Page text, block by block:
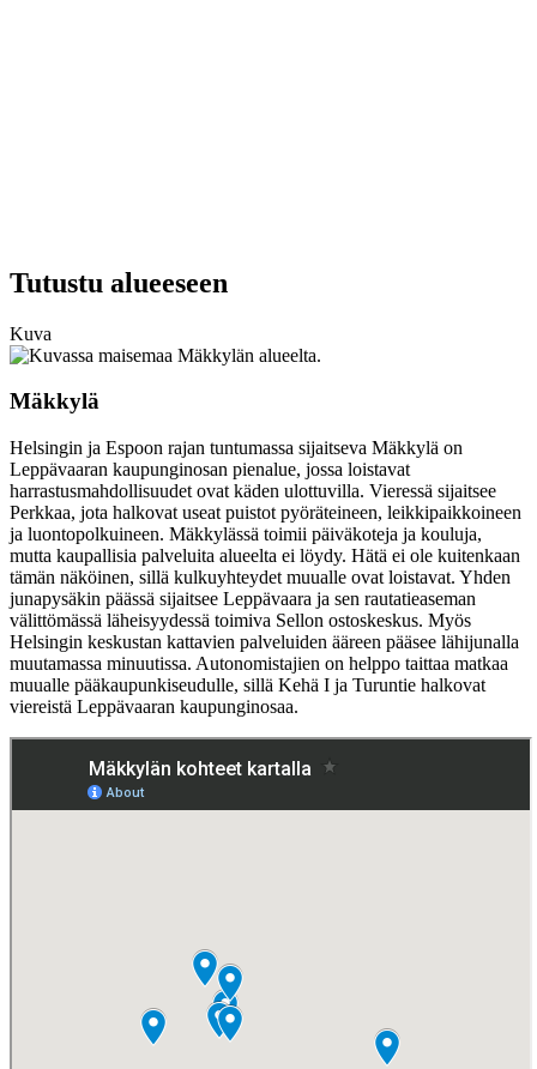
Tutustu alueeseen
Kuva
Mäkkylä
Helsingin ja Espoon rajan tuntumassa sijaitseva Mäkkylä on
Leppävaaran kaupunginosan pienalue, jossa loistavat
harrastusmahdollisuudet ovat käden ulottuvilla. Vieressä sijaitsee
Perkkaa, jota halkovat useat puistot pyöräteineen, leikkipaikkoineen
ja luontopolkuineen. Mäkkylässä toimii päiväkoteja ja kouluja,
mutta kaupallisia palveluita alueelta ei löydy. Hätä ei ole kuitenkaan
tämän näköinen, sillä kulkuyhteydet muualle ovat loistavat. Yhden
junapysäkin päässä sijaitsee Leppävaara ja sen rautatieaseman
välittömässä läheisyydessä toimiva Sellon ostoskeskus. Myös
Helsingin keskustan kattavien palveluiden ääreen pääsee lähijunalla
muutamassa minuutissa. Autonomistajien on helppo taittaa matkaa
muualle pääkaupunkiseudulle, sillä Kehä I ja Turuntie halkovat
viereistä Leppävaaran kaupunginosaa.